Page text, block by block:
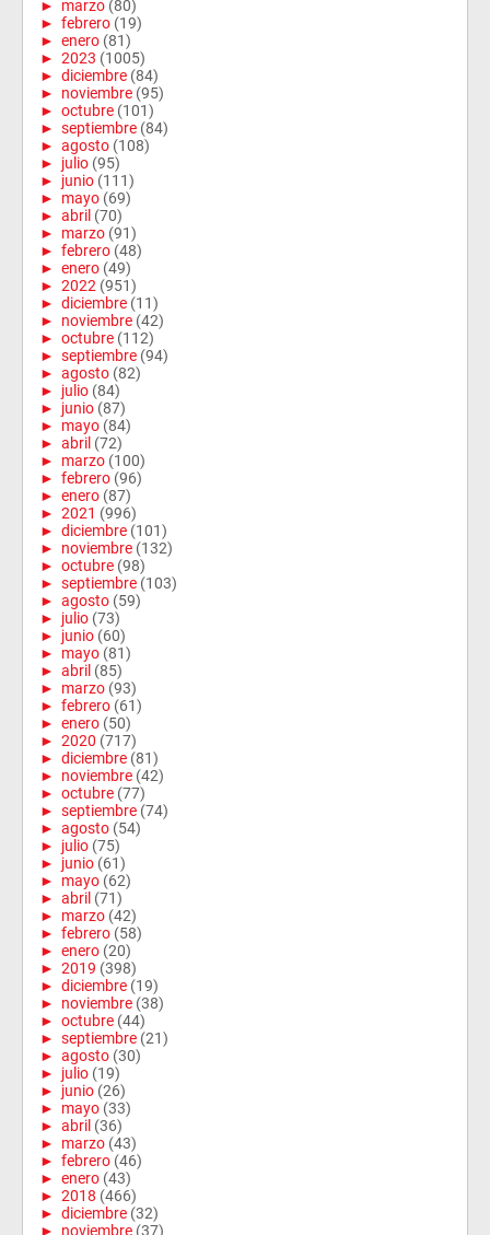
► marzo (80)
► febrero (19)
► enero (81)
► 2023 (1005)
► diciembre (84)
► noviembre (95)
► octubre (101)
► septiembre (84)
► agosto (108)
► julio (95)
► junio (111)
► mayo (69)
► abril (70)
► marzo (91)
► febrero (48)
► enero (49)
► 2022 (951)
► diciembre (11)
► noviembre (42)
► octubre (112)
► septiembre (94)
► agosto (82)
► julio (84)
► junio (87)
► mayo (84)
► abril (72)
► marzo (100)
► febrero (96)
► enero (87)
► 2021 (996)
► diciembre (101)
► noviembre (132)
► octubre (98)
► septiembre (103)
► agosto (59)
► julio (73)
► junio (60)
► mayo (81)
► abril (85)
► marzo (93)
► febrero (61)
► enero (50)
► 2020 (717)
► diciembre (81)
► noviembre (42)
► octubre (77)
► septiembre (74)
► agosto (54)
► julio (75)
► junio (61)
► mayo (62)
► abril (71)
► marzo (42)
► febrero (58)
► enero (20)
► 2019 (398)
► diciembre (19)
► noviembre (38)
► octubre (44)
► septiembre (21)
► agosto (30)
► julio (19)
► junio (26)
► mayo (33)
► abril (36)
► marzo (43)
► febrero (46)
► enero (43)
► 2018 (466)
► diciembre (32)
► noviembre (37)